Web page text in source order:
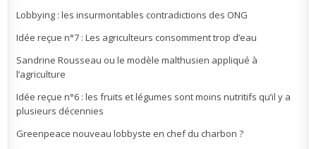
Lobbying : les insurmontables contradictions des ONG
Idée reçue n°7 : Les agriculteurs consomment trop d’eau
Sandrine Rousseau ou le modèle malthusien appliqué à
l’agriculture
Idée reçue n°6 : les fruits et légumes sont moins nutritifs qu’il y a
plusieurs décennies
Greenpeace nouveau lobbyste en chef du charbon ?